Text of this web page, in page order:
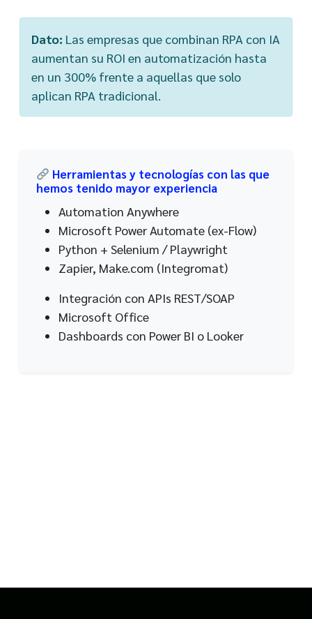
Dato: Las empresas que combinan RPA con IA
aumentan su ROI en automatización hasta
en un 300% frente a aquellas que solo
aplican RPA tradicional.
Herramientas y tecnologías con las que
hemos tenido mayor experiencia
Automation Anywhere
Microsoft Power Automate (ex-Flow)
Python + Selenium / Playwright
Zapier, Make.com (Integromat)
Integración con APIs REST/SOAP
Microsoft Office
Dashboards con Power BI o Looker